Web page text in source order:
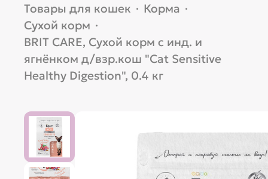
Товары для кошек · Корма ·
Сухой корм ·
BRIT CARE, Сухой корм с инд. и
ягнёнком д/взр.кош "Cat Sensitive
Healthy Digestion", 0.4 кг